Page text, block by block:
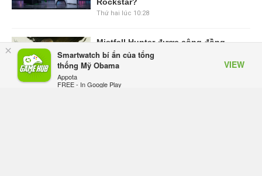
×
Smartwatch bí ẩn của tổng
thống Mỹ Obama
Appota
FREE - In Google Play
VIEW
Rockstar?
Thứ hai lúc 10:28
Mistfall Hunter được cộng đồng
quốc tế khen ngợi nhờ lối chơi thú
vị và tạo hình nhân vật nữ hợp mắt